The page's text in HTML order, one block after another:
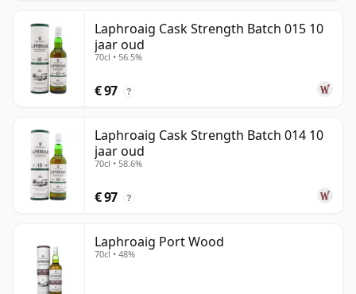
Laphroaig Cask Strength Batch 015 10
jaar oud
70cl • 56.5%
€ 97 ?
Laphroaig Cask Strength Batch 014 10
jaar oud
70cl • 58.6%
€ 97 ?
Laphroaig Port Wood
70cl • 48%